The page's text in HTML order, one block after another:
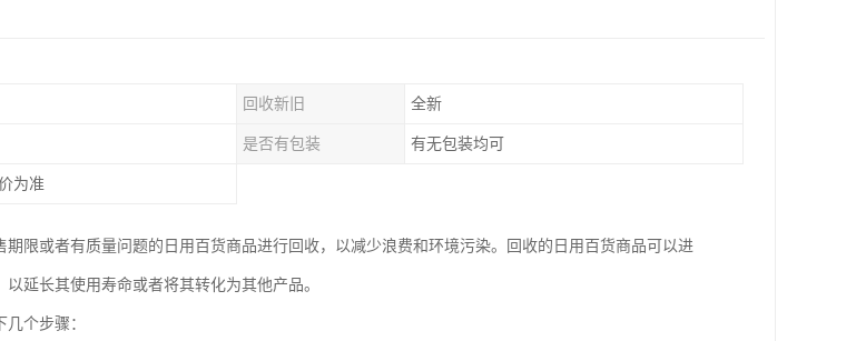
回收新旧 全新
是否有包装 有无包装均可
为准
期限或者有质量问题的日用百货商品进行回收，以减少浪费和环境污染。回收的日用百货商品可以进
延长其使用寿命或者将其转化为其他产品。
个步骤：